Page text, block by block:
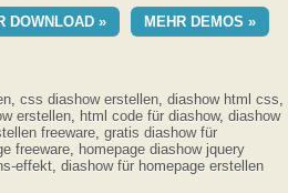
MEHR DEMOS »
DOWNLOAD »
, css diashow erstellen, diashow html css,
erstellen, html code für diashow, diashow
freeware, gratis diashow für
freeware, homepage diashow jquery
effekt, diashow für homepage erstellen